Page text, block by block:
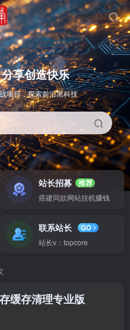
SOFT教程
享创造快乐
项目，探索前沿黑科技
站长招募
推荐
搭建同款网站挂机赚钱
联系站长
GO
站长v：topcore
缓存清理专业版